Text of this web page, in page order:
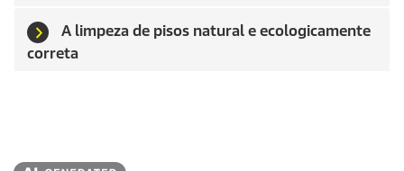
A limpeza de pisos natural e ecologicamente
correta